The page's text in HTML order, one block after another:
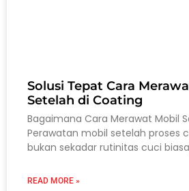
Solusi Tepat Cara
Setelah di Coating
Bagaimana Cara Merawat Mobil
Perawatan mobil setelah proses
bukan sekadar rutinitas cuci
READ MORE »